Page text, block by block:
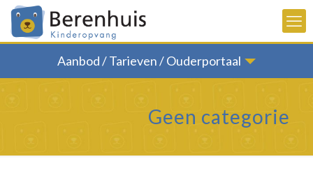
Aanbod / Tarieven / Ouderportaal
Geen categorie